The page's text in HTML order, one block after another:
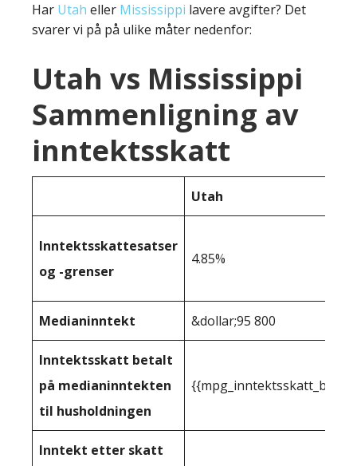
Har Utah eller Mississippi lavere avgifter? Det
svarer vi på på ulike måter nedenfor:
Utah vs Mississippi
Sammenligning av
inntektsskatt
Utah
Inntektsskattesatser
og -grenser
4.85%
Medianinntekt &dollar;95 800
Inntektsskatt betalt
på medianinntekten
til husholdningen
Inntekt etter skatt